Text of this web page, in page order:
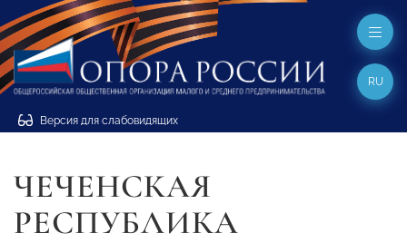
Версия для слабовидящих
RU
ЧЕЧЕНСКАЯ
РЕСПУБЛИКА